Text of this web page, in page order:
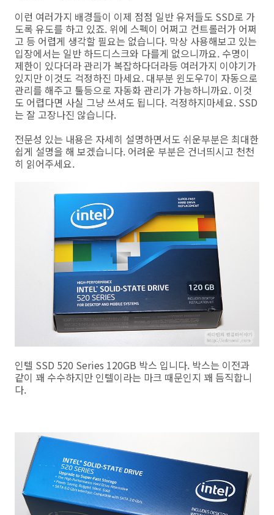
이런 여러가지 배경들이 이제 점점 일반 유저들도 SSD로 가
도록 유도를 하고 있죠. 위에 스펙이 어쩌고 컨트롤러가 어쩌
고 등 어렵게 생각할 필요는 없습니다. 막상 사용해보고 있는
입장에서는 일반 하드디스크와 다를게 없으니까요. 수명이
제한이 있다더라 관리가 복잡하다더라등 여러가지 이야기가
있지만 이것도 걱정하진 마세요. 대부분 윈도우7이 자동으로
관리를 해주고 툴등으로 자동화 관리가 가능하니까요. 이것
도 어렵다면 사실 그냥 쓰셔도 됩니다. 걱정하지마세요. SSD
는 잘 고장나진 않습니다.
전문성 있는 내용은 자세히 설명하면서도 쉬운부분은 최대한
쉽게 설명을 해 보겠습니다. 어려운 부분은 건너띄시고 천천
히 읽어주세요.
인텔 SSD 520 Series 120GB 박스 입니다. 박스는 이전과
같이 꽤 수수하지만 인텔이라는 마크 때문인지 꽤 듬직합니
다.